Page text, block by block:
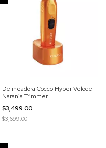
Delineadora Cocco Hyper Veloce
Naranja Trimmer
$3,499.00
$3,699.00